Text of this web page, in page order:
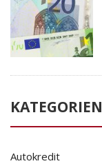
KATEGORIEN
Autokredit